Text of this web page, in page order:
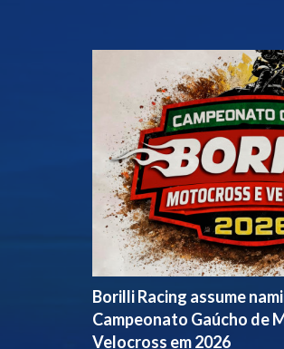
Borilli Racing assume
Campeonato Gaúcho de
Velocross em 2026